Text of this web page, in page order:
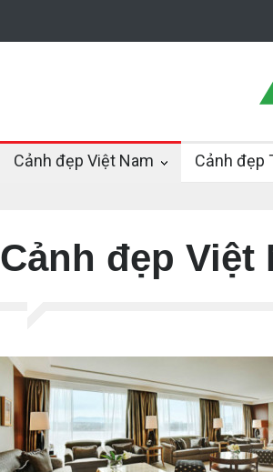
Cảnh đẹp Việt Nam Cảnh đẹp
Cảnh đẹp Việt